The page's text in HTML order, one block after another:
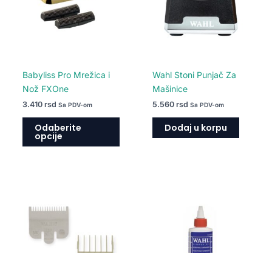
Babyliss Pro Mrežica i
Nož FXOne
3.410 rsd Sa PDV-om
Odaberite
opcije
Wahl Stoni Punjač Za
Mašinice
5.560 rsd Sa PDV-om
Dodaj u korpu